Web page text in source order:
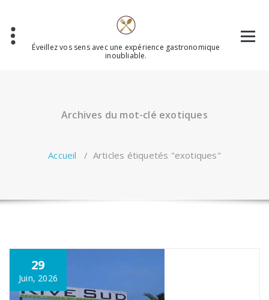
contenu
Éveillez vos sens avec une expérience gastronomique
inoubliable.
Archives du mot-clé exotiques
Accueil / Articles étiquetés "exotiques"
29
Juin, 2026